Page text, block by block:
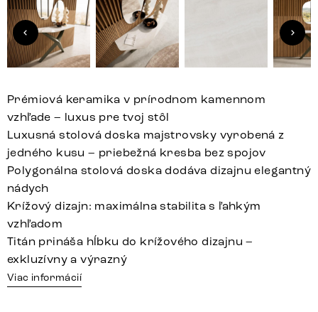
Prémiová keramika v prírodnom kamennom
vzhľade – luxus pre tvoj stôl
Luxusná stolová doska majstrovsky vyrobená z
jedného kusu – priebežná kresba bez spojov
Polygonálna stolová doska dodáva dizajnu elegantný
nádych
Krížový dizajn: maximálna stabilita s ľahkým
vzhľadom
Titán prináša hĺbku do krížového dizajnu –
exkluzívny a výrazný
Viac informácií